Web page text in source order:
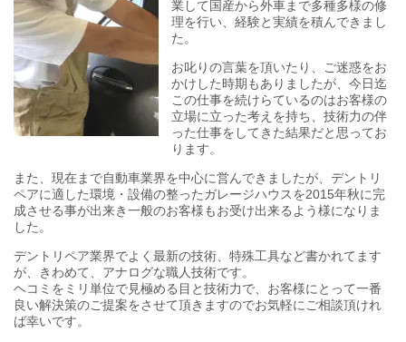
業して国産から外車まで多種多様の修
理を行い、経験と実績を積んできまし
た。
お叱りの言葉を頂いたり、ご迷惑をお
かけした時期もありましたが、今日迄
この仕事を続けらているのはお客様の
立場に立った考えを持ち、技術力の伴
った仕事をしてきた結果だと思ってお
ります。
また、現在まで自動車業界を中心に営んできましたが、デントリ
ペアに適した環境・設備の整ったガレージハウスを2015年秋に完
成させる事が出来き一般のお客様もお受け出来るよう様になりま
した。
デントリペア業界でよく最新の技術、特殊工具など書かれてます
が、きわめて、アナログな職人技術です。
ヘコミをミリ単位で見極める目と技術力で、お客様にとって一番
良い解決策のご提案をさせて頂きますのでお気軽にご相談頂けれ
ば幸いです。